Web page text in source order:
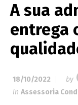
A sua
entrega
18/10/2022 by
in Assessoria